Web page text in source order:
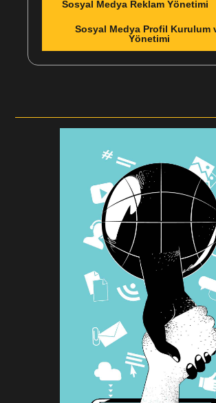
Sosyal Medya Reklam Yönetimi
Sosyal Medya Profil Kurulum
Yönetimi